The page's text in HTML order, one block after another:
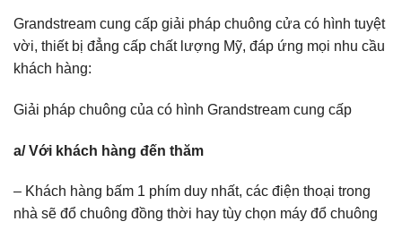
Grandstream cung cấp giải pháp chuông cửa có hình tuyệt
vời, thiết bị đẳng cấp chất lượng Mỹ, đáp ứng mọi nhu cầu
khách hàng:
Giải pháp chuông của có hình Grandstream cung cấp
a/ Với khách hàng đến thăm
– Khách hàng bấm 1 phím duy nhất, các điện thoại trong
nhà sẽ đổ chuông đồng thời hay tùy chọn máy đổ chuông